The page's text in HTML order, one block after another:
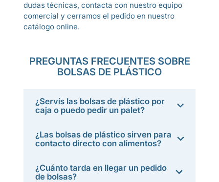
dudas técnicas, contacta con nuestro equipo
comercial y cerramos el pedido en nuestro
catálogo online.
PREGUNTAS FRECUENTES SOBRE
BOLSAS DE PLÁSTICO
¿Servís las bolsas de plástico por
caja o puedo pedir un palet?
¿Las bolsas de plástico sirven para
contacto directo con alimentos?
¿Cuánto tarda en llegar un pedido
de bolsas?